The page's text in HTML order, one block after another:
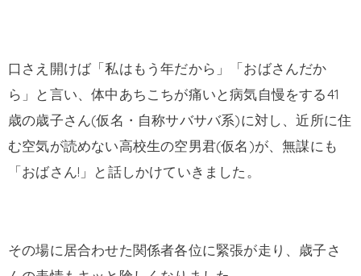
口さえ開けば「私はもう年だから」「おばさんだか
ら」と言い、体中あちこちが痛いと病気自慢をする41
歳の歳子さん(仮名・自称サバサバ系)に対し、近所に住
む空気が読めない高校生の空男君(仮名)が、無謀にも
「おばさん!」と話しかけていきました。
その場に居合わせた関係者各位に緊張が走り、歳子さ